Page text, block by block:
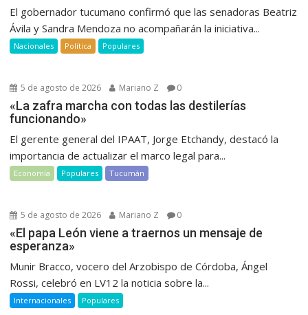
El gobernador tucumano confirmó que las senadoras Beatriz
Ávila y Sandra Mendoza no acompañarán la iniciativa...
Nacionales Política Populares
5 de agosto de 2026 Mariano Z 0
«La zafra marcha con todas las destilerías
funcionando»
El gerente general del IPAAT, Jorge Etchandy, destacó la
importancia de actualizar el marco legal para...
Economía Populares Tucumán
5 de agosto de 2026 Mariano Z 0
«El papa León viene a traernos un mensaje de
esperanza»
Munir Bracco, vocero del Arzobispo de Córdoba, Ángel
Rossi, celebró en LV12 la noticia sobre la...
Internacionales Populares